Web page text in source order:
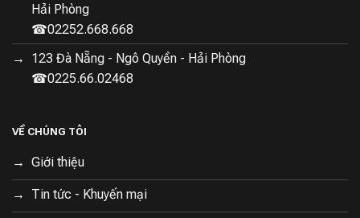
Hải Phòng
☎02252.668.668
123 Đà Nẵng - Ngô Quyền - Hải Phòng
☎0225.66.02468
VỀ CHÚNG TÔI
Giới thiệu
Tin tức - Khuyến mại